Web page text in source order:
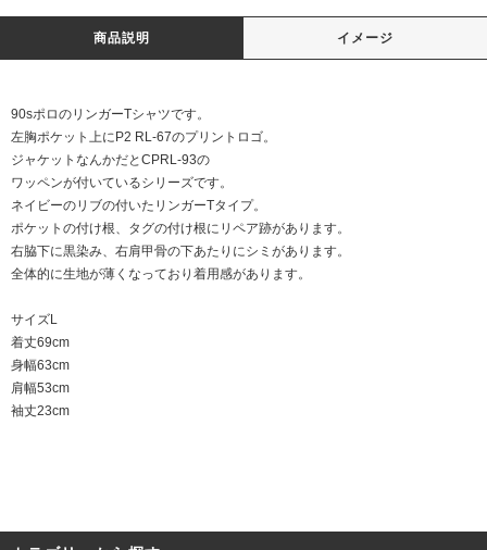
商品説明 イメージ
90sポロのリンガーTシャツです。
左胸ポケット上にP2 RL-67のプリントロゴ。
ジャケットなんかだとCPRL-93の
ワッペンが付いているシリーズです。
ネイビーのリブの付いたリンガーTタイプ。
ポケットの付け根、タグの付け根にリペア跡があります。
右脇下に黒染み、右肩甲骨の下あたりにシミがあります。
全体的に生地が薄くなっており着用感があります。
サイズL
着丈69cm
身幅63cm
肩幅53cm
袖丈23cm